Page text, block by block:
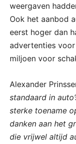
weergaven
Ook het aanbod
eerst hoger dan
advertenties
miljoen voor
Alexander
standaard in
sterke toename
danken aan het
die vrijwel altijd